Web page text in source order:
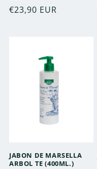
Precio
€23,90 EUR
JABON DE MARSELLA
ARBOL TE (400ML.)